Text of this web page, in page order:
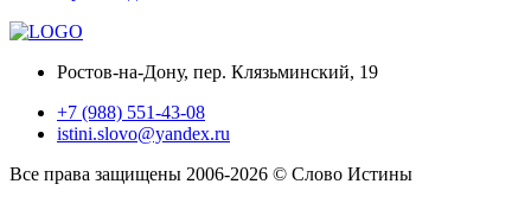
Ростов-на-Дону, пер. Клязьминский, 19
+7 (988) 551-43-08
istini.slovo@yandex.ru
Все права защищены 2006-2026 © Слово Истины